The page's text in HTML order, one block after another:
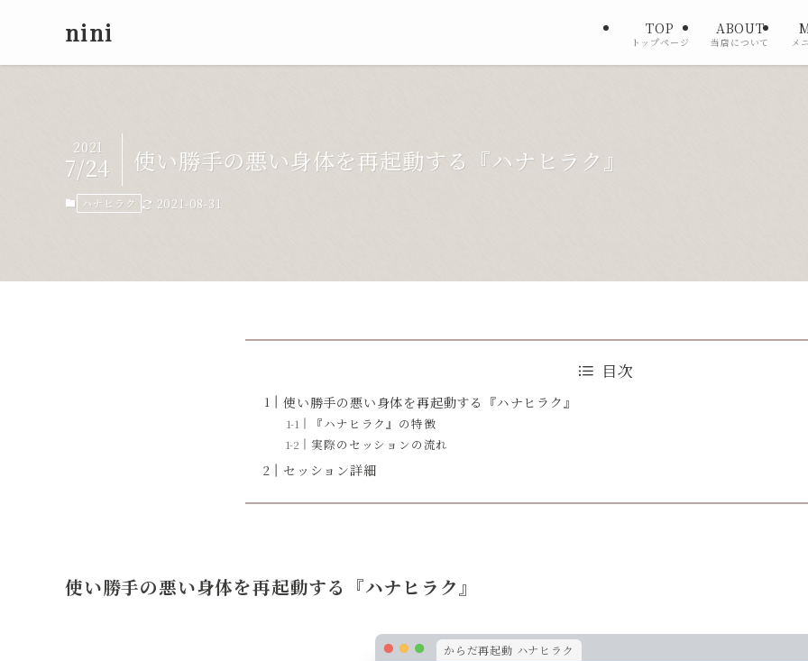
nini TOP
トップページ
ABOUT
当店について メ
使い勝手の悪い身体を再起動する『ハナヒラク』
2021
7/24
ハナヒラク 2021-08-31
目次
使い勝手の悪い身体を再起動する『ハナヒラク』
『ハナヒラク』の特徴
実際のセッションの流れ
セッション詳細
使い勝手の悪い身体を再起動する『ハナヒラク』
からだ再起動 ハナヒラク